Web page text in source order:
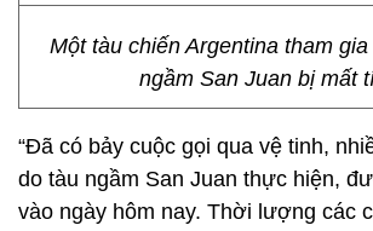
Một tàu chiến Argentina tham
ngầm San Juan bị mất
“Đã có bảy cuộc gọi qua vệ tinh,
do tàu ngầm San Juan thực hiện,
vào ngày hôm nay. Thời lượng các